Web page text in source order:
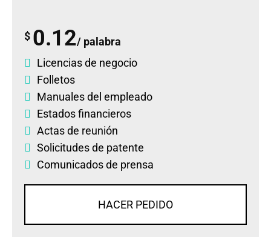
$ 0.12/ palabra
Licencias de negocio
Folletos
Manuales del empleado
Estados financieros
Actas de reunión
Solicitudes de patente
Comunicados de prensa
HACER PEDIDO